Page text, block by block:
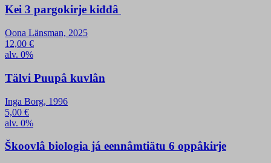
Kei 3 pargokirje kiđđâ
Oona Länsman, 2025
12,00 €
alv. 0%
Tälvi Puupâ kuvlân
Inga Borg, 1996
5,00 €
alv. 0%
Škoovlâ biologia já eennâmtiätu 6 oppâkirje